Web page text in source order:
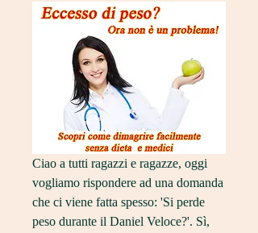
Ciao a tutti ragazzi e ragazze, oggi
vogliamo rispondere ad una domanda
che ci viene fatta spesso: 'Si perde
peso durante il Daniel Veloce?'. Sì,